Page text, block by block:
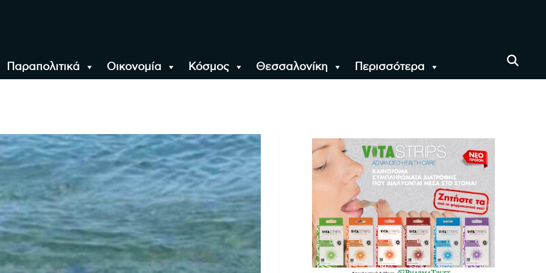
Παραπολιτικά Οικονομία Κόσμος Θεσσαλονίκη Περισσότερα